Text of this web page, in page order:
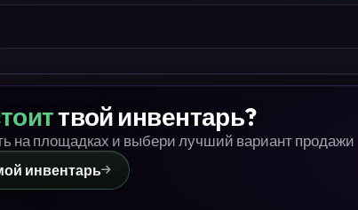
твой инвентарь?
на площадках и выбери лучший вариант продажи
инвентарь